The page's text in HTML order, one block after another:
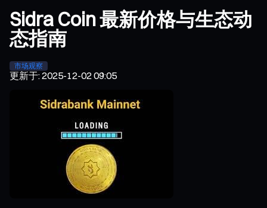
Sidra Coin 最新价格与生态动
态指南
市场观察
更新于:2025-12-02 09:05